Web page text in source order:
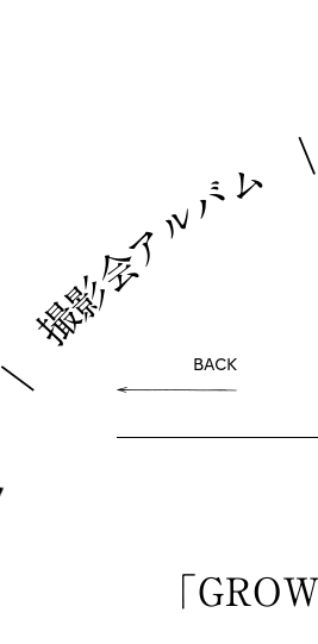
｜
撮
影会アルバム
｜
BACK
「